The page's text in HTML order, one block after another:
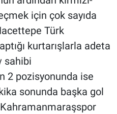
için çok sayıda
Türk
kurtarışlarla adeta
sahibi
2 pozisyonunda ise
sonunda başka gol